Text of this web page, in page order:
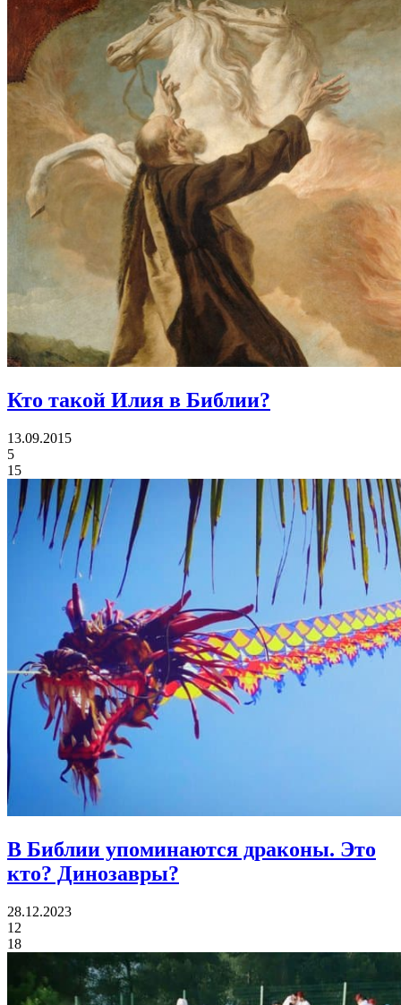
Кто такой Илия в Библии?
13.09.2015
5
15
В Библии упоминаются драконы. Это
кто? Динозавры?
28.12.2023
12
18